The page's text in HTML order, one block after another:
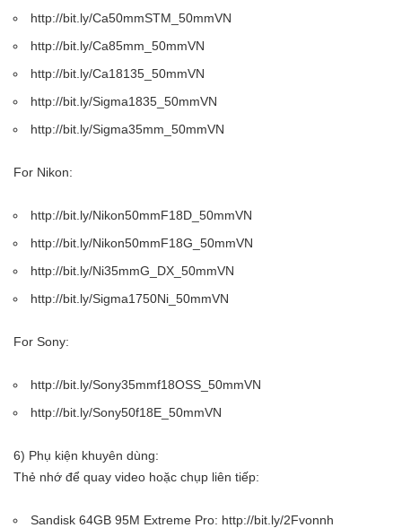
http://bit.ly/Ca50mmSTM_50mmVN
http://bit.ly/Ca85mm_50mmVN
http://bit.ly/Ca18135_50mmVN
http://bit.ly/Sigma1835_50mmVN
http://bit.ly/Sigma35mm_50mmVN
For Nikon:
http://bit.ly/Nikon50mmF18D_50mmVN
http://bit.ly/Nikon50mmF18G_50mmVN
http://bit.ly/Ni35mmG_DX_50mmVN
http://bit.ly/Sigma1750Ni_50mmVN
For Sony:
http://bit.ly/Sony35mmf18OSS_50mmVN
http://bit.ly/Sony50f18E_50mmVN
6) Phụ kiện khuyên dùng:
Thẻ nhớ để quay video hoặc chụp liên tiếp:
Sandisk 64GB 95M Extreme Pro: http://bit.ly/2Fvonnh